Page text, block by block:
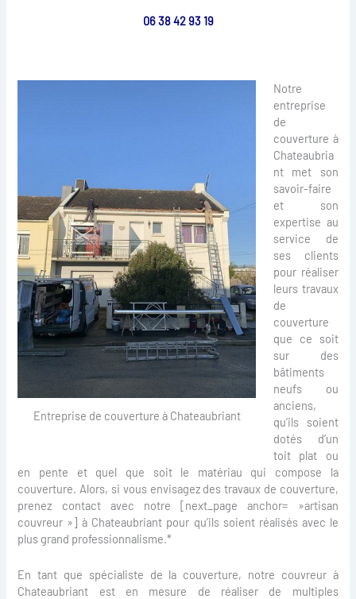
06 38 42 93 19
Entreprise de couverture à Chateaubriant
Notre
entreprise
de
couverture à
Chateaubria
nt met son
savoir-faire
et son
expertise au
service de
ses clients
pour réaliser
leurs travaux
de
couverture
que ce soit
sur des
bâtiments
neufs ou
anciens,
qu’ils soient
dotés d’un
toit plat ou
en pente et quel que soit le matériau qui compose la
couverture. Alors, si vous envisagez des travaux de couverture,
prenez contact avec notre [next_page anchor= »artisan
couvreur »] à Chateaubriant pour qu’ils soient réalisés avec le
plus grand professionnalisme.*
En tant que spécialiste de la couverture, notre couvreur à
Chateaubriant est en mesure de réaliser de multiples